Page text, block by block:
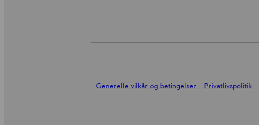
Generelle vilkår og betingelser Privatlivspolitik